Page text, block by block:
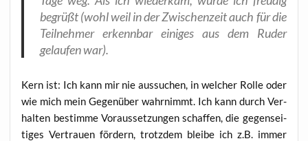
begrüßt (wohl weil in der Zwi­schen­zeit auch für die
Teil­neh­mer erkenn­bar eini­ges aus dem Ruder
gelau­fen war).
Kern ist: Ich kann mir nie aus­su­chen, in wel­cher Rol­le oder
wie mich mein Gegen­über wahr­nimmt. Ich kann durch Ver­
hal­ten bestim­me Vor­aus­set­zun­gen schaf­fen, die gegen­sei­
ti­ges Ver­trau­en för­dern, trotz­dem blei­be ich z.B. immer